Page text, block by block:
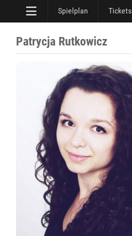
Spielplan Tickets
Patrycja Rutkowicz